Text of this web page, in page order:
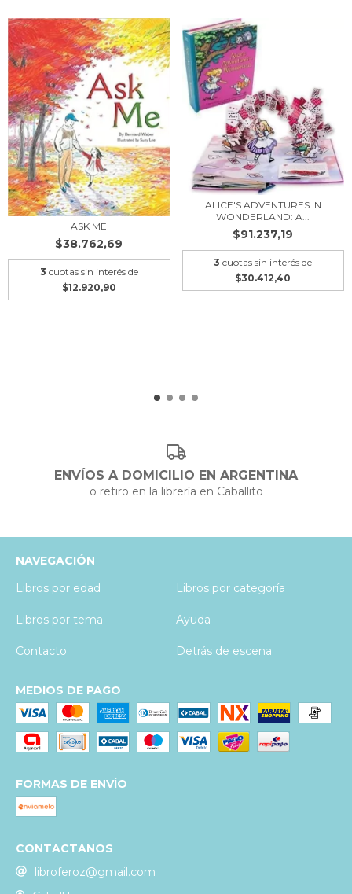
ASK ME
$38.762,69
3 cuotas sin interés de
$12.920,90
ALICE'S ADVENTURES IN
WONDERLAND: A...
$91.237,19
3 cuotas sin interés de
$30.412,40
ENVÍOS A DOMICILIO EN ARGENTINA
o retiro en la librería en Caballito
NAVEGACIÓN
Libros por edad
Libros por categoría
Libros por tema Ayuda
Contacto Detrás de escena
MEDIOS DE PAGO
FORMAS DE ENVÍO
CONTACTANOS
libroferoz@gmail.com